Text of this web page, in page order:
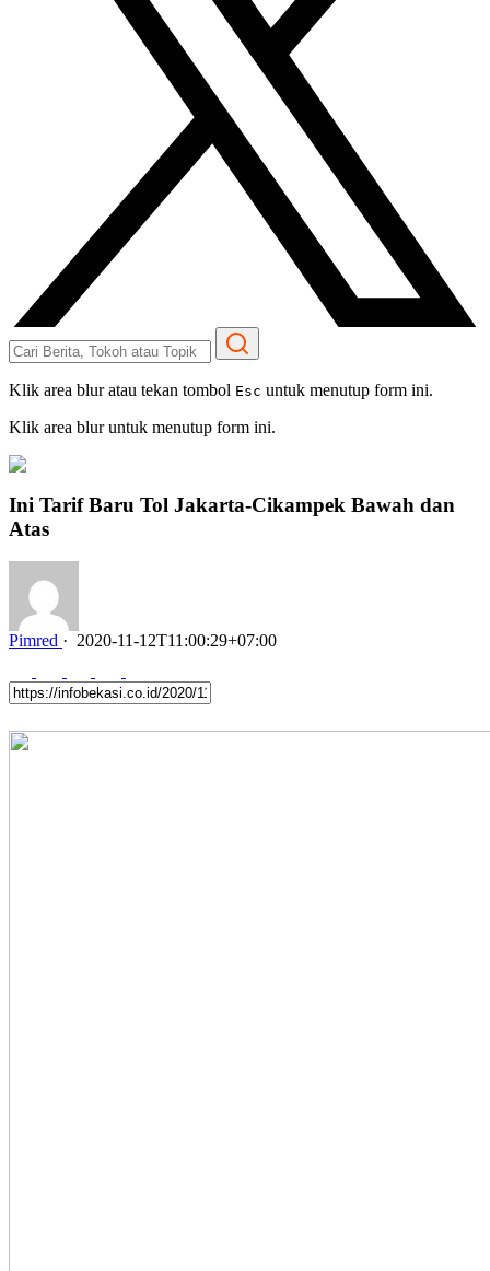
Klik area blur atau tekan tombol Esc untuk menutup form ini.
Klik area blur untuk menutup form ini.
Ini Tarif Baru Tol Jakarta-Cikampek Bawah dan
Atas
Pimred · 2020-11-12T11:00:29+07:00